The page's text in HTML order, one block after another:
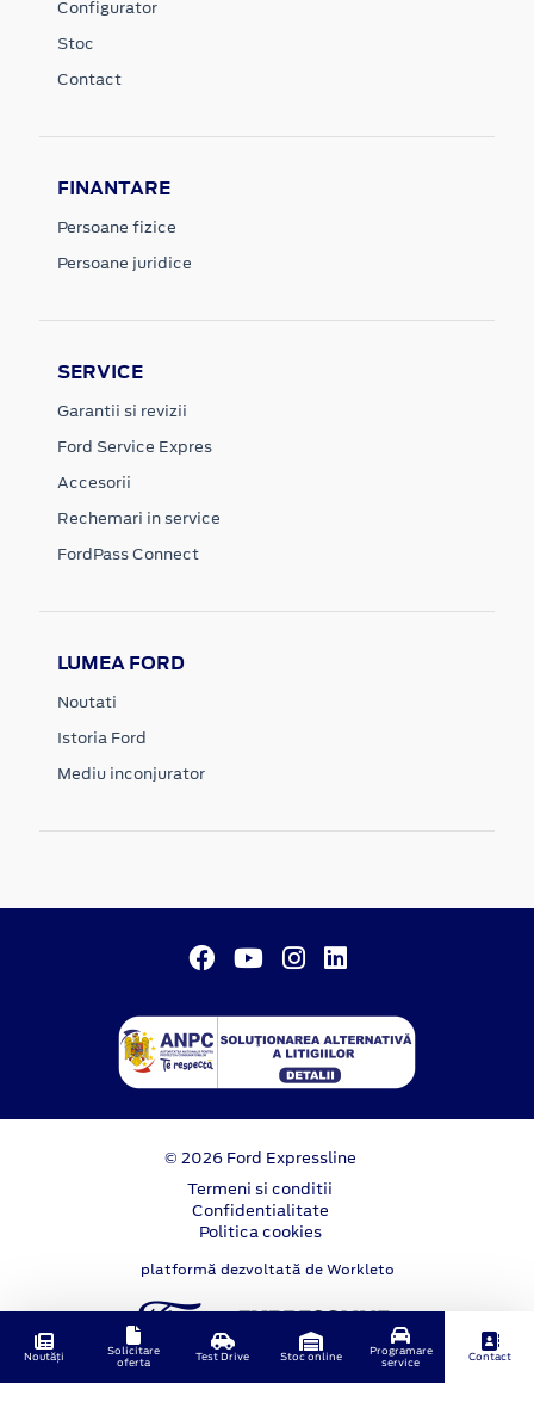
Configurator
Stoc
Contact
FINANTARE
Persoane fizice
Persoane juridice
SERVICE
Garantii si revizii
Ford Service Expres
Accesorii
Rechemari in service
FordPass Connect
LUMEA FORD
Noutati
Istoria Ford
Mediu inconjurator
© 2026 Ford Expressline
Termeni si conditii
Confidentialitate
Politica cookies
platformă dezvoltată de Workleto
Noutăți
Solicitare
oferta
Test Drive Stoc online
Programare
service
Contact